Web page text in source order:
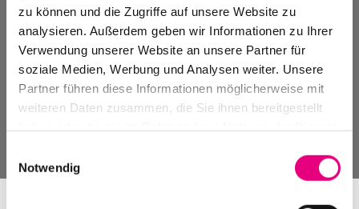
zu können und die Zugriffe auf unsere Website zu
analysieren. Außerdem geben wir Informationen zu Ihrer
Verwendung unserer Website an unsere Partner für
soziale Medien, Werbung und Analysen weiter. Unsere
Partner führen diese Informationen möglicherweise mit
weiteren Daten zusammen, die Sie ihnen bereitgestellt
Notwendig
Events Archive
Past events, festivals, and venues